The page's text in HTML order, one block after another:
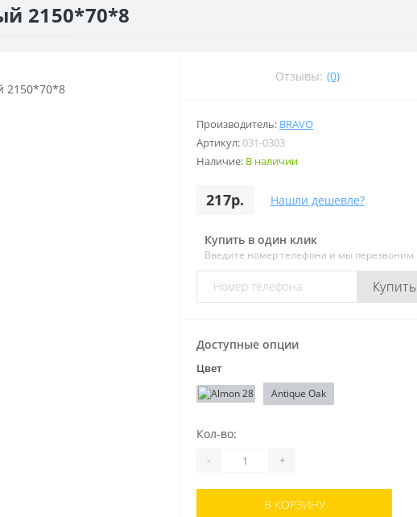
2150*70*8
Отзывы: (0)
Производитель: BRAVO
Артикул:031-0303
Наличие: В наличии
217р. Нашли дешевле?
Купить в один клик
Введите номер телефона и мы перезвоним
Купить
Доступные опции
Цвет
Antique Oak
Кол-во:
- +
В КОРЗИНУ